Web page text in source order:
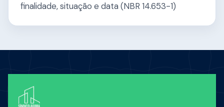
finalidade, situação e data (NBR 14.653-1)